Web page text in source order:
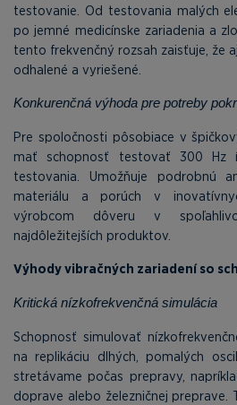
testovanie. Od testovania malých
po jemné medicínske zariadenia a
tento frekvenčný rozsah zaisťuje, že
odhalené a vyriešené.
Konkurenčná výhoda pre potreby
Pre spoločnosti pôsobiace v
mať schopnosť testovať 300 Hz
testovania. Umožňuje podrobnú
materiálu a porúch v
výrobcom dôveru v
najdôležitejších produktov.
Výhody vibračných zariadení so
Kritická nízkofrekvenčná simulácia
Schopnosť simulovať
na replikáciu dlhých, pomalých
stretávame počas prepravy,
doprave alebo železničnej preprave.